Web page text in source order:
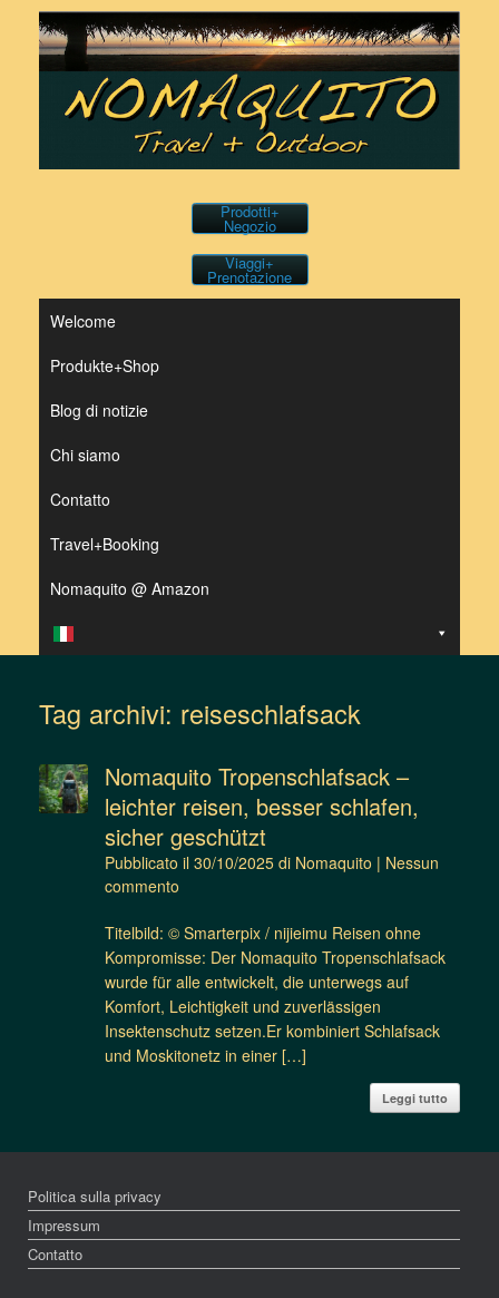
contenuto
Prodotti+
Negozio
Viaggi+
Prenotazione
Welcome
Produkte+Shop
Blog di notizie
Chi siamo
Contatto
Travel+Booking
Nomaquito @ Amazon
Tag archivi: reiseschlafsack
Nomaquito Tropenschlafsack –
leichter reisen, besser schlafen,
sicher geschützt
Pubblicato il 30/10/2025 di Nomaquito | Nessun
commento
Titelbild: © Smarterpix / nijieimu Reisen ohne
Kompromisse: Der Nomaquito Tropenschlafsack
wurde für alle entwickelt, die unterwegs auf
Komfort, Leichtigkeit und zuverlässigen
Insektenschutz setzen.Er kombiniert Schlafsack
und Moskitonetz in einer […]
Leggi tutto
Politica sulla privacy
Impressum
Contatto